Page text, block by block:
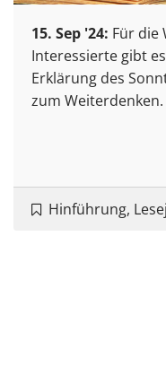
15. Sep '24: Für die
Interessierte gibt
Erklärung des
zum Weiterdenken.
Hinführung,